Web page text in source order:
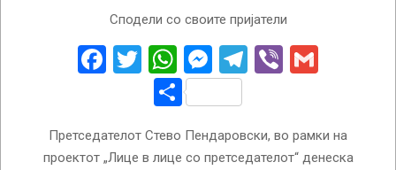
Сподели со своите пријатели
Facebook
Twitter
WhatsApp
Messenger
Telegram
Viber
Share
Претседателот Стево Пендаровски, во рамки на
проектот „Лице в лице со претседателот“ денеска